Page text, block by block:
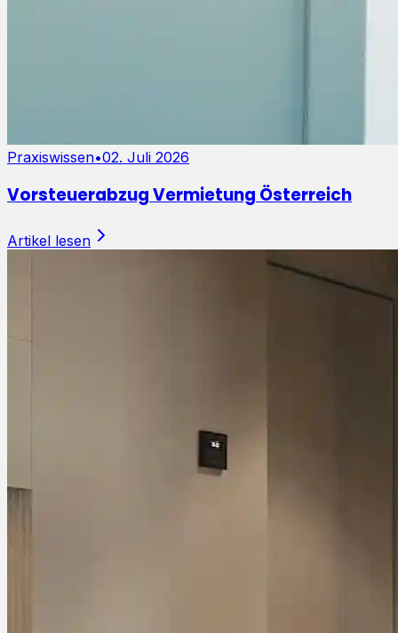
Praxiswissen•02. Juli 2026
Vorsteuerabzug Vermietung Österreich
Artikel lesen